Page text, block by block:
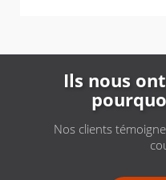
Ils nous
Nos clients